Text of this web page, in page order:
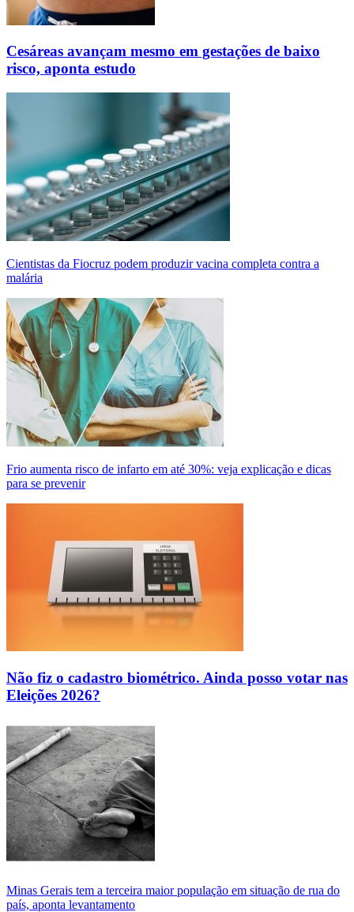
Cesáreas avançam mesmo em gestações de baixo
risco, aponta estudo
Cientistas da Fiocruz podem produzir vacina completa contra a
malária
Frio aumenta risco de infarto em até 30%: veja explicação e dicas
para se prevenir
Não fiz o cadastro biométrico. Ainda posso votar nas
Eleições 2026?
Minas Gerais tem a terceira maior população em situação de rua do
país, aponta levantamento